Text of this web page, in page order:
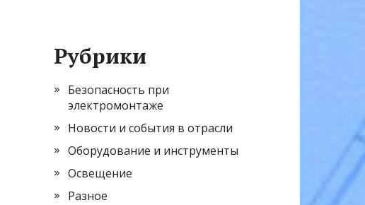
Рубрики
Безопасность при
электромонтаже
Новости и события в отрасли
Оборудование и инструменты
Освещение
Разное